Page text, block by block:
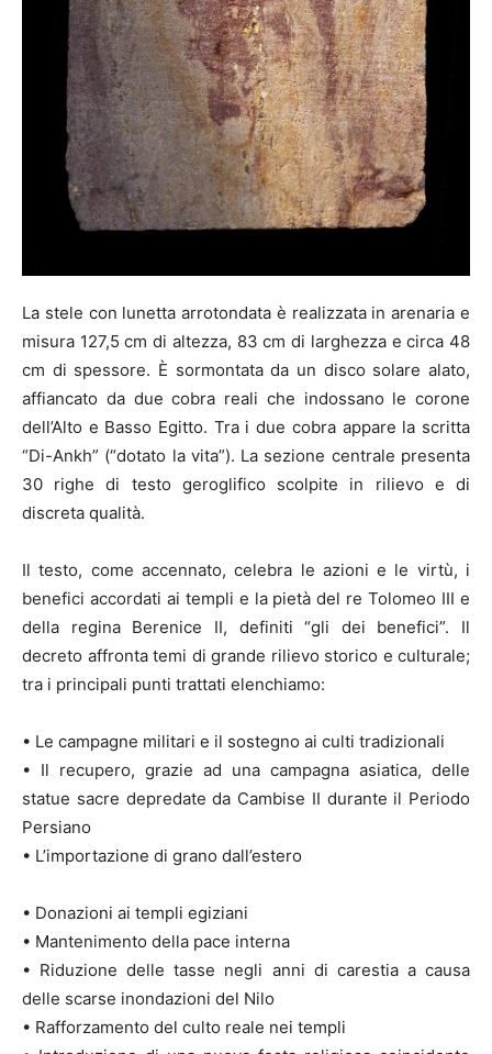
La stele con lunetta arrotondata è realizzata in arenaria e
misura 127,5 cm di altezza, 83 cm di larghezza e circa 48
cm di spessore. È sormontata da un disco solare alato,
affiancato da due cobra reali che indossano le corone
dell’Alto e Basso Egitto. Tra i due cobra appare la scritta
“Di-Ankh” (“dotato la vita”). La sezione centrale presenta
30 righe di testo geroglifico scolpite in rilievo e di
discreta qualità.
Il testo, come accennato, celebra le azioni e le virtù, i
benefici accordati ai templi e la pietà del re Tolomeo III e
della regina Berenice II, definiti “gli dei benefici”. Il
decreto affronta temi di grande rilievo storico e culturale;
tra i principali punti trattati elenchiamo:
• Le campagne militari e il sostegno ai culti tradizionali
• Il recupero, grazie ad una campagna asiatica, delle
statue sacre depredate da Cambise II durante il Periodo
Persiano
• L’importazione di grano dall’estero
• Donazioni ai templi egiziani
• Mantenimento della pace interna
• Riduzione delle tasse negli anni di carestia a causa
delle scarse inondazioni del Nilo
• Rafforzamento del culto reale nei templi